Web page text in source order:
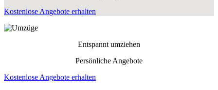
Kostenlose Angebote erhalten
Entspannt umziehen
Persönliche Angebote
Kostenlose Angebote erhalten